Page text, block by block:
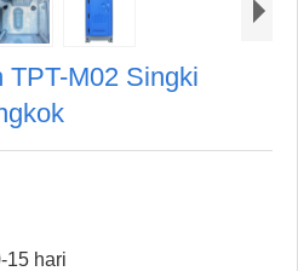
TPT-M02 Singki
15 hari